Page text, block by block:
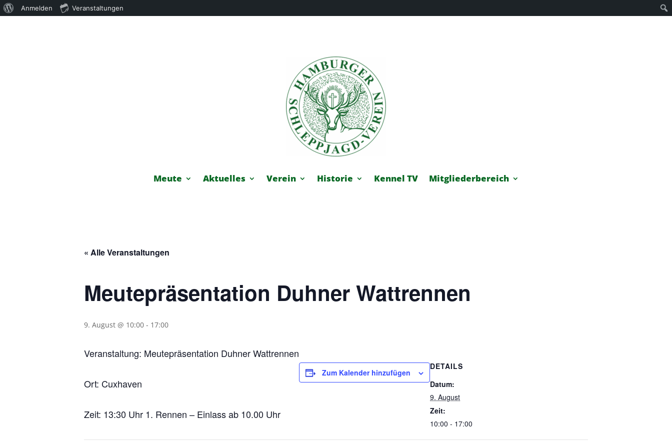
Meute Aktuelles Verein Historie Kennel TV Mitgliederbereich
« Alle Veranstaltungen
Meutepräsentation Duhner Wattrennen
9. August @ 10:00 - 17:00
Veranstaltung: Meutepräsentation Duhner Wattrennen
Ort: Cuxhaven
Zeit: 13:30 Uhr 1. Rennen – Einlass ab 10.00 Uhr
Zum Kalender hinzufügen
DETAILS
Datum:
9. August
Zeit:
10:00 - 17:00
Über
Anmelden Veranstaltungen